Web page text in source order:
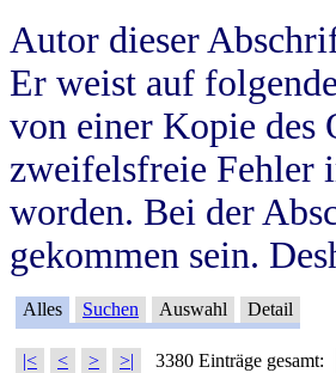
Autor dieser
Er weist auf
von einer Kopie des
zweifelsfreie Fehler
worden. Bei der
gekommen sein.
Alles Suchen Auswahl Detail
|< < > >| 3380 Einträge gesamt: